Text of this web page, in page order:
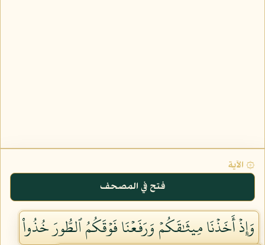
۞ الآية
فتح في المصحف
وَإِذۡ أَخَذۡنَا مِيثَٰقَكُمۡ وَرَفَعۡنَا فَوۡقَكُمُ ٱلطُّورَ خُذُواْ